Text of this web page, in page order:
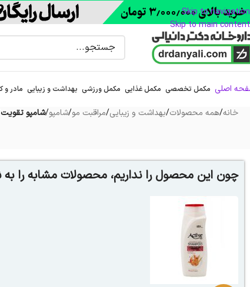
Skip to navigation
Skip to main content
اصلی مکمل تخصصی مکمل غذایی مکمل ورزشی بهداشت و زیبایی مادر و
خانه/همه محصولات/بهداشت و زیبایی/مراقبت مو/شامپو/شامپو تقویت
چون این محصول را نداریم، محصولات مشابه را